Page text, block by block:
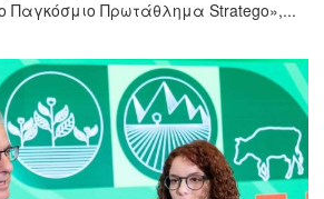
στο
Παγκόσμιο
Πρωτάθλημα
Stratego
2026»
που
θα
Παγκόσμιο Πρωτάθλημα Stratego»,...